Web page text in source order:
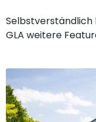
Selbstverständlich
GLA weitere